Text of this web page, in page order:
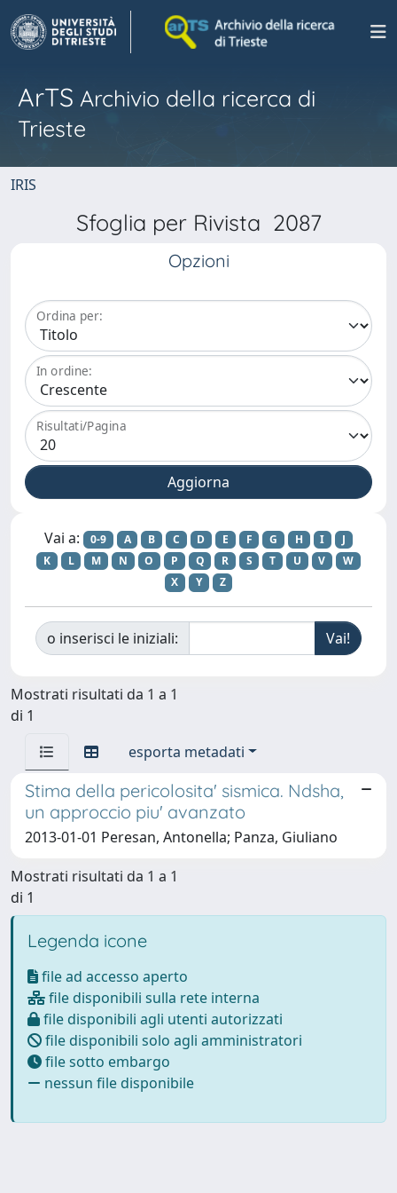
ArTS Archivio della ricerca di
Trieste
IRIS
Sfoglia per Rivista 2087
Opzioni
Ordina per:
In ordine:
Risultati/Pagina
Vai a: 0-9 A B C D E F G H I
J
K
L M N O P Q R S T U V
W
X
Y Z
o inserisci le iniziali:
Mostrati risultati da 1 a 1
di 1
esporta metadati
Stima della pericolosita' sismica. Ndsha,
un approccio piu' avanzato
2013-01-01 Peresan, Antonella; Panza, Giuliano
Mostrati risultati da 1 a 1
di 1
Legenda icone
file ad accesso aperto
file disponibili sulla rete interna
file disponibili agli utenti autorizzati
file disponibili solo agli amministratori
file sotto embargo
nessun file disponibile